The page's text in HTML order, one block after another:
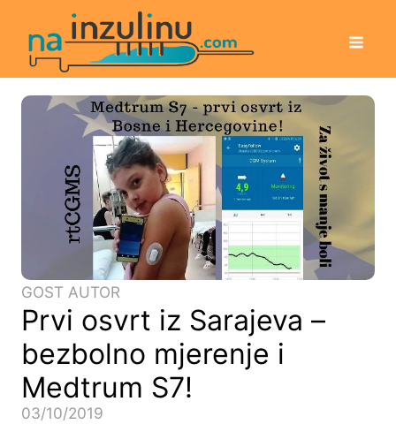
GOST AUTOR
Prvi osvrt iz Sarajeva –
bezbolno mjerenje i
Medtrum S7!
03/10/2019